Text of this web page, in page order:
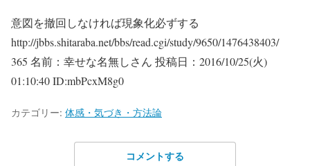
意図を撤回しなければ現象化必ずする
http://jbbs.shitaraba.net/bbs/read.cgi/study/9650/1476438403/
365 名前：幸せな名無しさん 投稿日：2016/10/25(火)
01:10:40 ID:mbPcxM8g0
カテゴリー: 体感・気づき・方法論
コメントする